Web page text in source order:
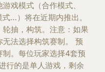
戏模式（合作模式、
…）将在近期内推出。
抽，构筑。注意：如果
法选择构筑赛制。 预
。每位玩家选择4套预
行的是单人游戏，剩余